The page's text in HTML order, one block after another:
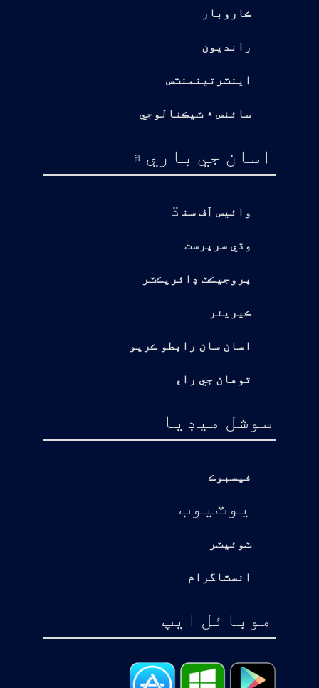
ڪاروبار
رانديون
اينٽرتينمنٽس
سائنس ۽ ٽيڪنالوجي
اسان جي باري ۾
وائيس آف سن ڌ
وڏي سرپرست
پروجيڪٽ ڊائريڪٽر
ڪيريئر
اسان سان رابطو ڪريو
توهان جي راءِ
سوشل ميڊيا
فيسبوڪ
يوٽيوب
ٽوئيٽر
انسٽاگرام
موبائل ايپ